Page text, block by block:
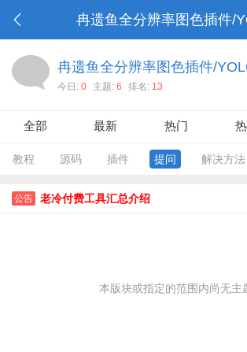
冉遗鱼全分辨率图色插件/
今日: 0 主题: 6 排名: 13
全部 最新 热门
教程 源码 插件 提问 解决方法
公告 老冷付费工具汇总介绍
本版块或指定的范围内尚无主